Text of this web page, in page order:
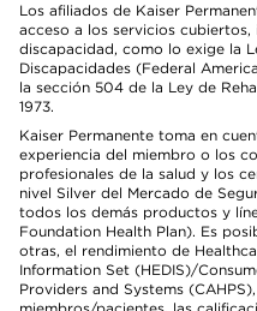
Los afiliados de Kaiser
acceso a los servicios
discapacidad, como lo exige la
Discapacidades (Federal
la sección 504 de la Ley de
1973.
Kaiser Permanente toma en
experiencia del miembro o los
profesionales de la salud y los
nivel Silver del Mercado de
todos los demás productos y
Foundation Health Plan). Es
otras, el rendimiento de
Information Set (HEDIS)/
Providers and Systems